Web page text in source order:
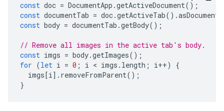
const doc = DocumentApp .getActiveDocument();
const documentTab = doc.getActiveTab().
const body = documentTab .getBody();
// Remove all images in the active tab's body.
const imgs = body.getImages();
for (let i = 0 ; i < imgs . length ; i++)
{
imgs[i]. removeFromParent();
}